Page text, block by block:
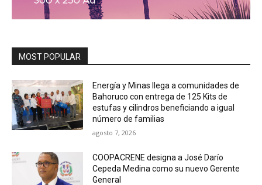
MOST POPULAR
Energía y Minas llega a comunidades de
Bahoruco con entrega de 125 Kits de
estufas y cilindros beneficiando a igual
número de familias
agosto 7, 2026
COOPACRENE designa a José Darío
Cepeda Medina como su nuevo Gerente
General